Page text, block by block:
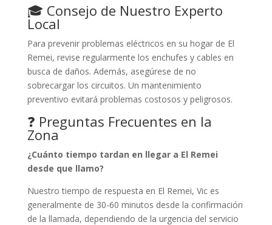
🎓 Consejo de Nuestro Experto
Local
Para prevenir problemas eléctricos en su hogar de El
Remei, revise regularmente los enchufes y cables en
busca de daños. Además, asegúrese de no
sobrecargar los circuitos. Un mantenimiento
preventivo evitará problemas costosos y peligrosos.
❓ Preguntas Frecuentes en la
Zona
¿Cuánto tiempo tardan en llegar a El Remei
desde que llamo?
Nuestro tiempo de respuesta en El Remei, Vic es
generalmente de 30-60 minutos desde la confirmación
de la llamada, dependiendo de la urgencia del servicio